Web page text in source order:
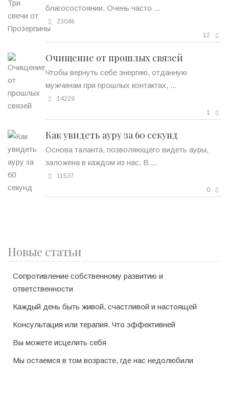
благосостоянии. Очень часто ...
23046
12
Очищение от прошлых связей
Чтобы вернуть себе энергию, отданную
мужчинам при прошлых контактах, ...
14229
1
Как увидеть ауру за 60 секунд
Основа таланта, позволяющего видеть ауры,
заложена в каждом из нас. В ...
11537
0
Новые статьи
Сопротивление собственному развитию и
ответственности
Каждый день быть живой, счастливой и настоящей
Консультация или терапия. Что эффективней
Вы можете исцелить себя
Мы остаемся в том возрасте, где нас недолюбили